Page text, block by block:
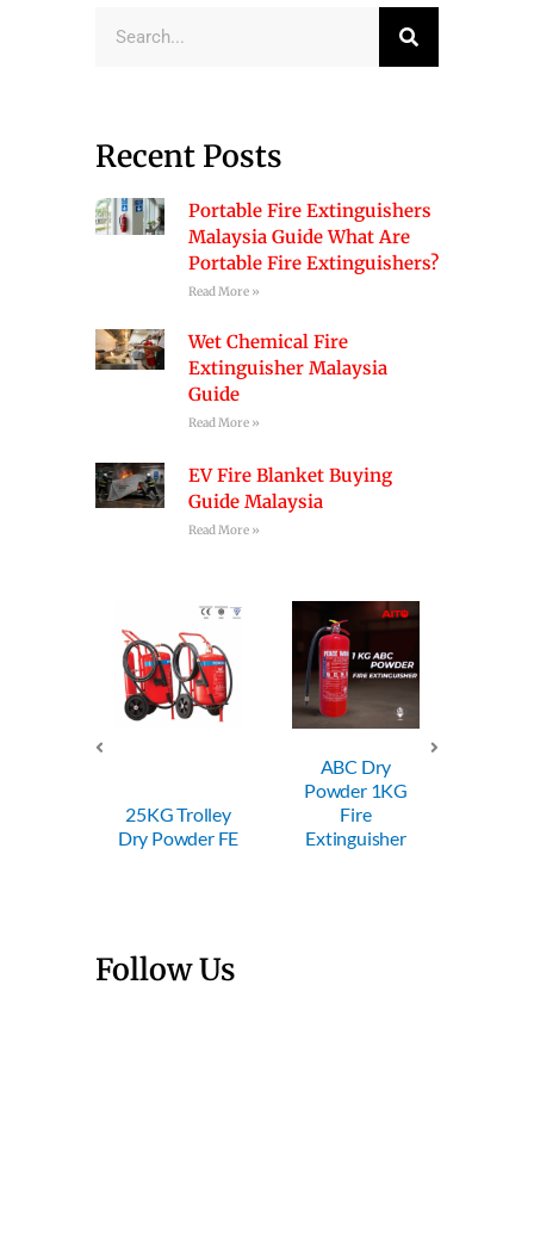
Search
Recent Posts
Portable Fire Extinguishers
Malaysia Guide What Are
Portable Fire Extinguishers?
Read More »
Wet Chemical Fire
Extinguisher Malaysia
Guide
Read More »
EV Fire Blanket Buying
Guide Malaysia
Read More »
Fire
Extinguisher
ABC Dry
Powder 2KG
Fire
Extinguisher
Follow Us